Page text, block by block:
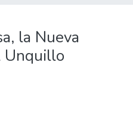
la Nueva
Unquillo